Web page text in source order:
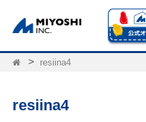
resiina4
resiina4